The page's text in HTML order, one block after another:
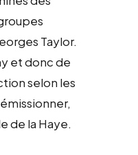
Taylor.
et donc de
selon les
de la Haye.